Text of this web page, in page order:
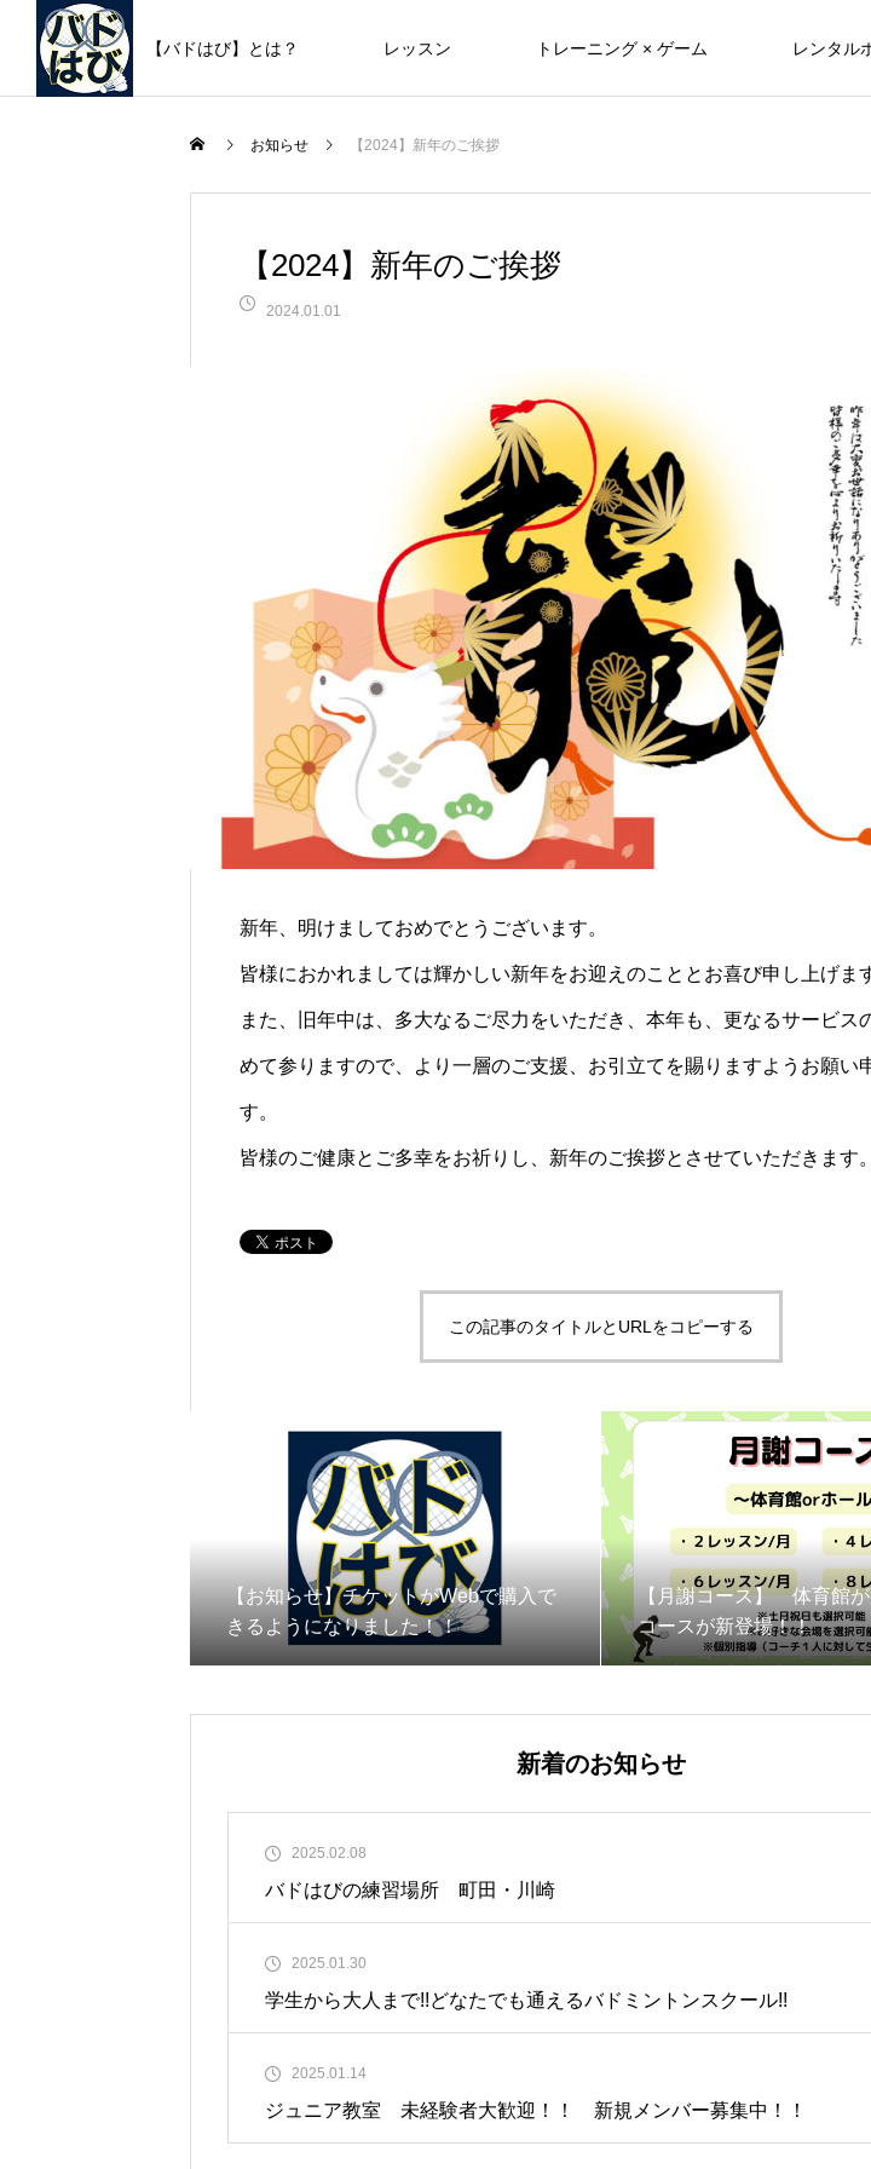
【バドはび】とは？ レッスン トレーニング × ゲーム レンタル
お知らせ 【2024】新年のご挨拶
【2024】新年のご挨拶
2024.01.01
新年、明けましておめでとうございます。
皆様におかれましては輝かしい新年をお迎えのこととお喜び申し上げま
また、旧年中は、多大なるご尽力をいただき、本年も、更なるサービス
めて参りますので、より一層のご支援、お引立てを賜りますようお願い
す。
皆様のご健康とご多幸をお祈りし、新年のご挨拶とさせていただきます。
この記事のタイトルとURLをコピーする
【お知らせ】チケットがWebで購入で
きるようになりました！！
【月謝コース】 体育館
コースが新登場！！
新着のお知らせ
2025.02.08
バドはびの練習場所 町田・川崎
2025.01.30
学生から大人まで!!どなたでも通えるバドミントンスクール!!
2025.01.14
ジュニア教室 未経験者大歓迎！！ 新規メンバー募集中！！